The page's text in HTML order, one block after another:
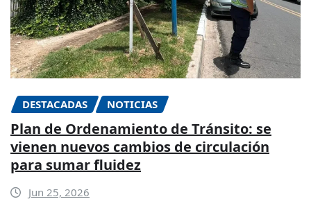
DESTACADAS NOTICIAS
Plan de Ordenamiento de Tránsito: se
vienen nuevos cambios de circulación
para sumar fluidez
Jun 25, 2026